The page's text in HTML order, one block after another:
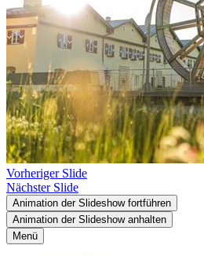
Vorheriger Slide
Nächster Slide
Animation der Slideshow fortführen
Animation der Slideshow anhalten
Menü